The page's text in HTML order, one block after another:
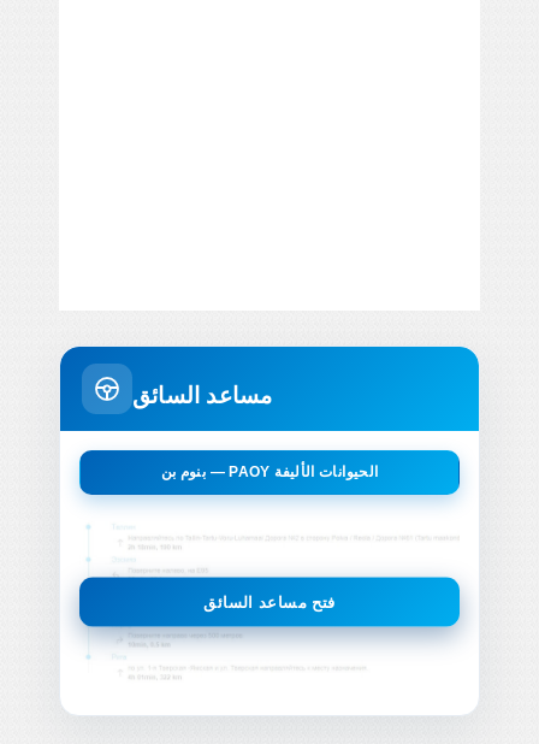
مساعد السائق
بنوم بن — PAOY الحيوانات الأليفة
فتح مساعد السائق